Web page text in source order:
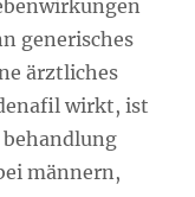
generisches
ärztliches
wirkt, ist
männern,